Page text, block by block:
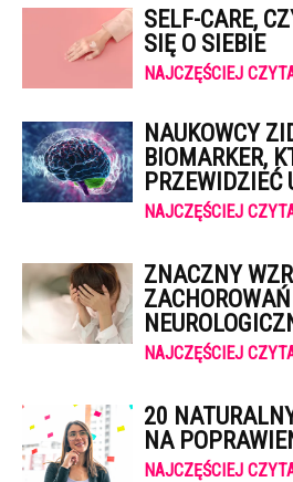
SELF-CARE,
SIĘ O SIEBIE
NAJCZĘŚCIEJ
NAUKOWCY
BIOMARKER,
PRZEWIDZIEĆ
NAJCZĘŚCIEJ
ZNACZNY
NAJCZĘŚCIEJ
20
NA
NAJCZĘŚCIEJ